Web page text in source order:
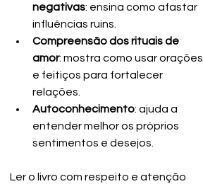
negativas: ensina como afastar
influências ruins.
Compreensão dos rituais de
amor: mostra como usar orações
e feitiços para fortalecer
relações.
Autoconhecimento: ajuda a
entender melhor os próprios
sentimentos e desejos.
Ler o livro com respeito e atenção